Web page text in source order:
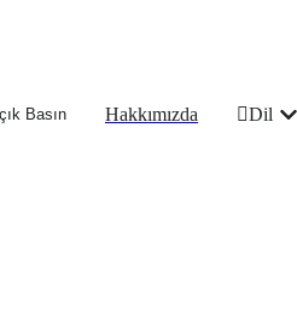
Basın Hakkımızda Dil